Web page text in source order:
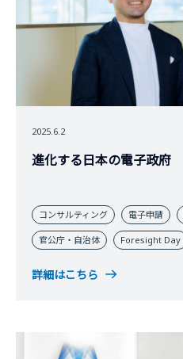
2025.6.2
進化する日本の電子政府
コンサルティング 電子申請
官公庁・自治体 Foresight Day
詳細はこちら